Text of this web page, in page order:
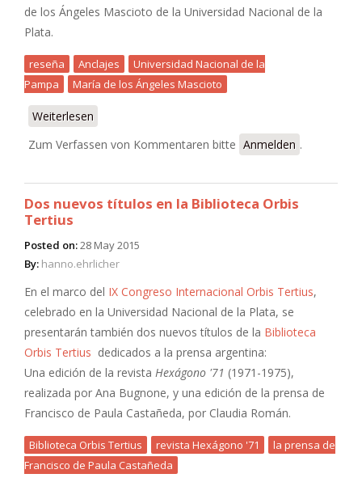
de los Ángeles Mascioto de la Universidad Nacional de la
Plata.
reseña Anclajes
Universidad Nacional de la
Pampa
María de los Ángeles Mascioto
Weiterlesen
Zum Verfassen von Kommentaren bitte Anmelden .
Dos nuevos títulos en la Biblioteca Orbis
Tertius
Posted on:28 May 2015
By: hanno.ehrlicher
En el marco del IX Congreso Internacional Orbis Tertius,
celebrado en la Universidad Nacional de la Plata, se
presentarán también dos nuevos títulos de la Biblioteca
Orbis Tertius dedicados a la prensa argentina:
Una edición de la revista Hexágono '71 (1971-1975),
realizada por Ana Bugnone, y una edición de la prensa de
Francisco de Paula Castañeda, por Claudia Román.
Biblioteca Orbis Tertius revista Hexágono '71
la prensa de
Francisco de Paula Castañeda